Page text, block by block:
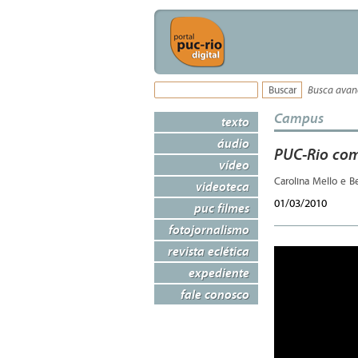
Busca
texto
áudio
vídeo
videoteca
puc filmes
fotojornalismo
revista eclética
expediente
fale conosco
Campus
PUC-Rio
Carolina Mello e
01/03/2010